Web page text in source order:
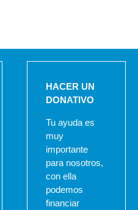
HACER UN
DONATIVO
Tu ayuda es
muy
importante
para nosotros,
con ella
podemos
financiar